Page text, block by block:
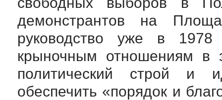
демонстрантов на
руководство уже в
крыночным отношениям в
политический строй и
обеспечить «порядок и